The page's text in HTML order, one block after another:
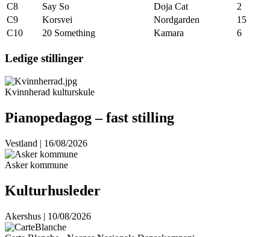
C8
Say So Doja Cat
2
C9
Korsvei Nordgarden
15
C10
20 Something Kamara 6
Ledige stillinger
Kvinnherad kulturskule
Pianopedagog – fast stilling
Vestland | 16/08/2026
Asker kommune
Kulturhusleder
Akershus | 10/08/2026